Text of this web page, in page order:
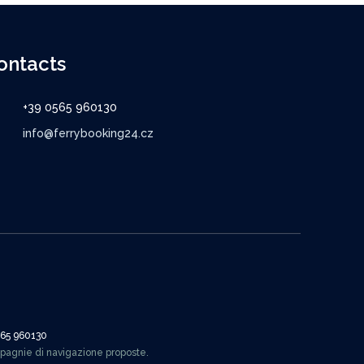
+39 0565 960130
info@ferrybooking24.cz
960130
di navigazione proposte.